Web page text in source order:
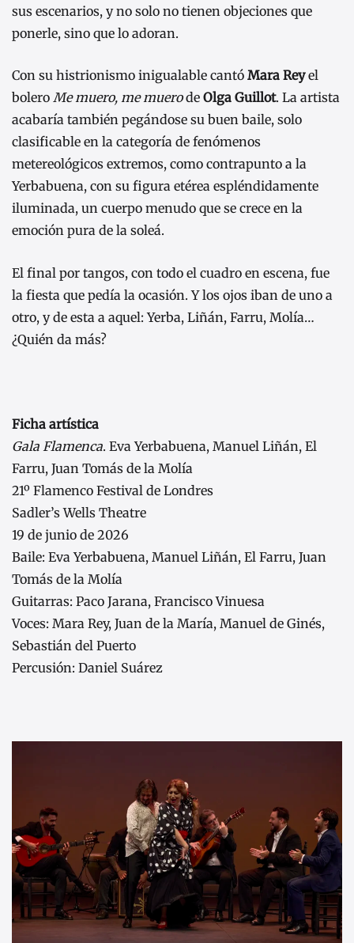
sus escenarios, y no solo no tienen objeciones que
ponerle, sino que lo adoran.
Con su histrionismo inigualable cantó Mara Reyel
bolero Me muero, me muerode Olga Guillot. La artista
acabaría también pegándose su buen baile, solo
clasificable en la categoría de fenómenos
metereológicos extremos, como contrapunto a la
Yerbabuena, con su figura etérea espléndidamente
iluminada, un cuerpo menudo que se crece en la
emoción pura de la soleá.
El final por tangos, con todo el cuadro en escena, fue
la fiesta que pedía la ocasión. Y los ojos iban de uno a
otro, y de esta a aquel: Yerba, Liñán, Farru, Molía…
¿Quién da más?
Ficha artística
Gala Flamenca. Eva Yerbabuena, Manuel Liñán, El
Farru, Juan Tomás de la Molía
21º Flamenco Festival de Londres
Sadler’s Wells Theatre
19 de junio de 2026
Baile: Eva Yerbabuena, Manuel Liñán, El Farru, Juan
Tomás de la Molía
Guitarras: Paco Jarana, Francisco Vinuesa
Voces: Mara Rey, Juan de la María, Manuel de Ginés,
Sebastián del Puerto
Percusión: Daniel Suárez